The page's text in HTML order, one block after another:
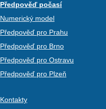
Předpověď počasí
Numerický model
Předpověď pro Prahu
Předpověď pro Brno
Předpověď pro Ostravu
Předpověď pro Plzeň
Kontakty